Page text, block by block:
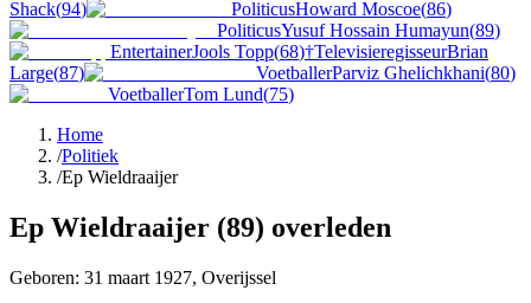
Shack(94) PoliticusHoward Moscoe(86)
PoliticusYusuf Hossain Humayun(89)
EntertainerJools Topp(68)†TelevisieregisseurBrian
Large(87) VoetballerParviz Ghelichkhani(80)
VoetballerTom Lund(75)
Home
/Politiek
/Ep Wieldraaijer
Ep Wieldraaijer (89) overleden
Geboren: 31 maart 1927, Overijssel